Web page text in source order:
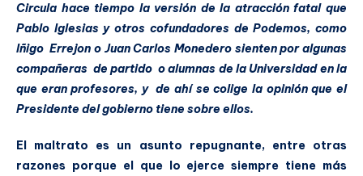
Circula hace tiempo la versión de la atracción fatal que
Pablo Iglesias y otros cofundadores de Podemos, como
Iñigo Errejon o Juan Carlos Monedero sienten por algunas
compañeras de partido o alumnas de la Universidad en la
que eran profesores, y de ahí se colige la opinión que el
Presidente del gobierno tiene sobre ellos.
El maltrato es un asunto repugnante, entre otras
razones porque el que lo ejerce siempre tiene más